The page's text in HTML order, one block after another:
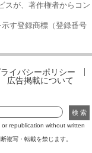
スが、著作権者からコン
す登録商標（登録番号
イバシーポリシー
広告掲載について
検 索
republication without written
複写・転載を禁じます。